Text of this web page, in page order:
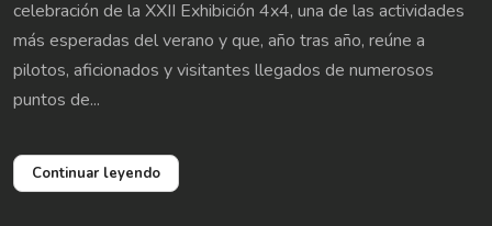
celebración de la XXII Exhibición 4x4, una de las actividades
más esperadas del verano y que, año tras año, reúne a
pilotos, aficionados y visitantes llegados de numerosos
puntos de...
Continuar leyendo